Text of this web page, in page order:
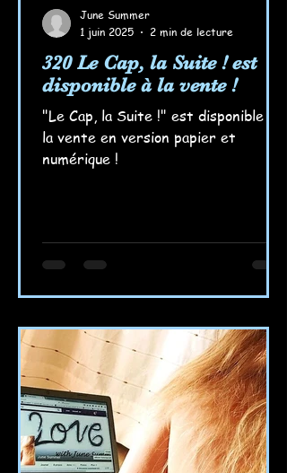
320 Le Cap, la Suite ! est
disponible à la vente !
"Le Cap, la Suite !" est disponible à
la vente en version papier et
numérique !
June Summer
1 juin 2025
2 min de lecture